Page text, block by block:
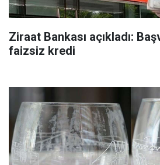
Ziraat Bankası açıkladı:
faizsiz kredi